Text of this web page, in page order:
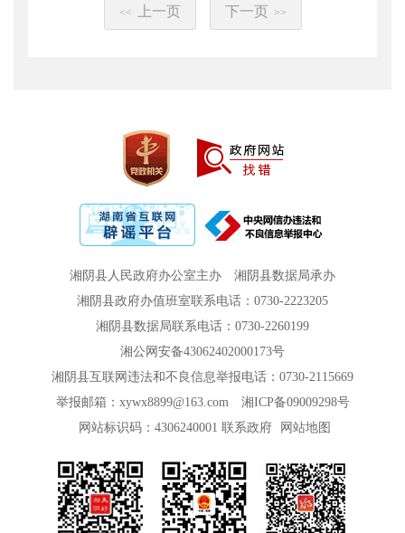
<< 上一页 下一页 >>
湘阴县人民政府办公室主办
湘阴县数据局承办
湘阴县政府办值班室联系电话：0730-2223205
湘阴县数据局联系电话：0730-2260199
湘公网安备43062402000173号
湘阴县互联网违法和不良信息举报电话：0730-2115669
举报邮箱：xywx8899@163.com
湘ICP备09009298号
网站标识码：4306240001 联系政府 网站地图